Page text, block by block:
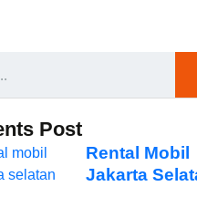
Post
Rental Mobil
Jakarta